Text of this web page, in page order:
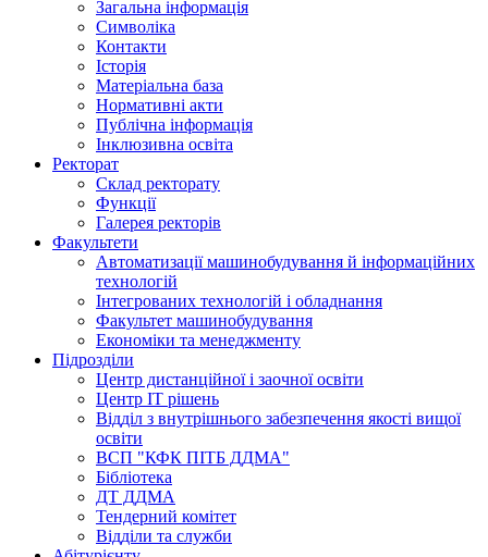
Загальна інформація
Символіка
Контакти
Історія
Матеріальна база
Нормативні акти
Публічна інформація
Інклюзивна освіта
Ректорат
Склад ректорату
Функції
Галерея ректорів
Факультети
Автоматизації машинобудування й інформаційних
технологій
Інтегрованих технологій і обладнання
Факультет машинобудування
Економіки та менеджменту
Підрозділи
Центр дистанційної і заочної освіти
Центр ІТ рішень
Відділ з внутрішнього забезпечення якості вищої
освіти
ВСП "КФК ПІТБ ДДМА"
Бібліотека
ДТ ДДМА
Тендерний комітет
Відділи та служби